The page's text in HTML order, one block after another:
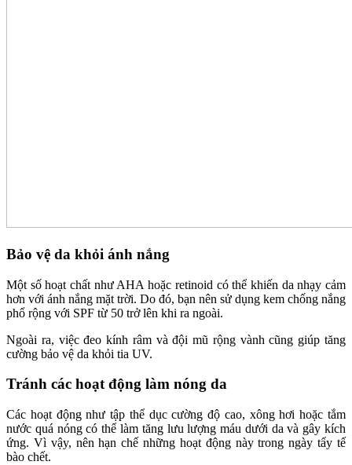
Bảo vệ da khỏi ánh nắng
Một số hoạt chất như AHA hoặc retinoid có thể khiến da nhạy cảm
hơn với ánh nắng mặt trời. Do đó, bạn nên sử dụng kem chống nắng
phổ rộng với SPF từ 50 trở lên khi ra ngoài.
Ngoài ra, việc đeo kính râm và đội mũ rộng vành cũng giúp tăng
cường bảo vệ da khỏi tia UV.
Tránh các hoạt động làm nóng da
Các hoạt động như tập thể dục cường độ cao, xông hơi hoặc tắm
nước quá nóng có thể làm tăng lưu lượng máu dưới da và gây kích
ứng. Vì vậy, nên hạn chế những hoạt động này trong ngày tẩy tế
bào chết.